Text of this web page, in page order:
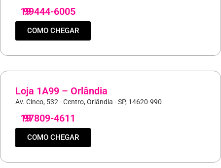
19
99444-6005
COMO CHEGAR
Loja 1A99 – Orlândia
Av. Cinco, 532 - Centro, Orlândia - SP, 14620-990
19
97809-4611
COMO CHEGAR